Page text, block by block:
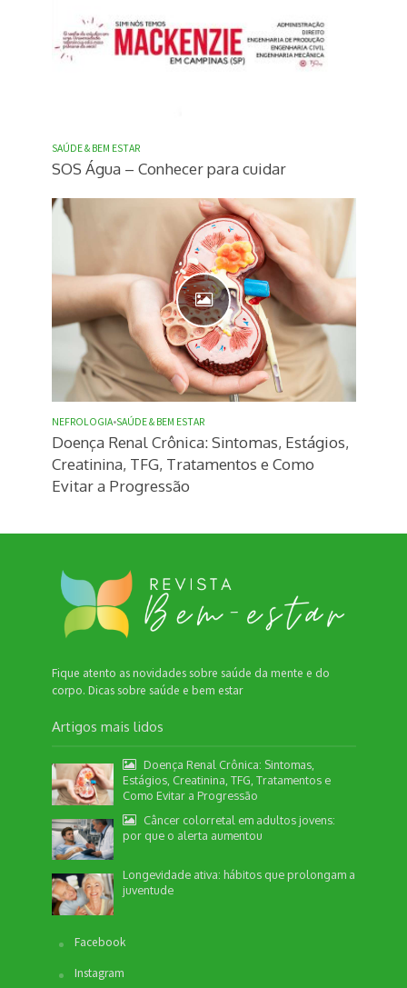
SAÚDE & BEM ESTAR
SOS Água – Conhecer para cuidar
NEFROLOGIA•SAÚDE & BEM ESTAR
Doença Renal Crônica: Sintomas, Estágios,
Creatinina, TFG, Tratamentos e Como
Evitar a Progressão
Fique atento as novidades sobre saúde da mente e do
corpo. Dicas sobre saúde e bem estar
Artigos mais lidos
Doença Renal Crônica: Sintomas,
Estágios, Creatinina, TFG, Tratamentos e
Como Evitar a Progressão
Câncer colorretal em adultos jovens:
por que o alerta aumentou
Longevidade ativa: hábitos que prolongam a
juventude
Facebook
Instagram